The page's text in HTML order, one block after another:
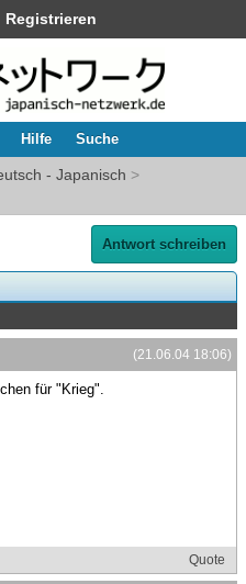
Registrieren
Hilfe Suche
- Japanisch >
Antwort schreiben
(21.06.04 18:06)
für "Krieg".
Quote